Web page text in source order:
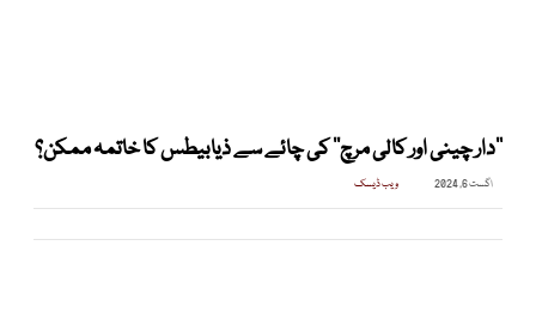
’’دار چینی اور کالی مرچ‘‘ کی چائے سے ذیابیطس کا خاتمہ ممکن؟
اگست 6, 2024 ویب ڈیسک